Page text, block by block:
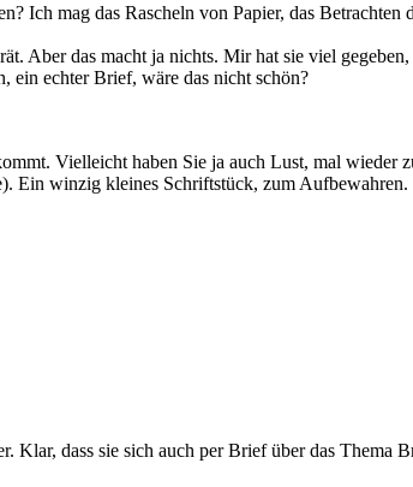
Ich mag das Rascheln von Papier, das
Aber das macht ja nichts. Mir hat sie viel
ein echter Brief, wäre das nicht schön?
Vielleicht haben Sie ja auch Lust, mal
Ein winzig kleines Schriftstück, zum Aufbewahren.
dass sie sich auch per Brief über das Thema